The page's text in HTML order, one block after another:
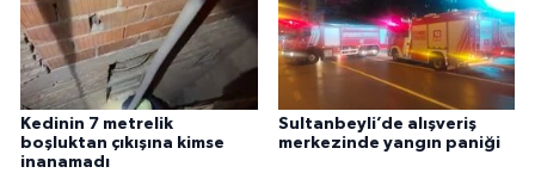
Kedinin 7 metrelik
boşluktan çıkışına kimse
inanamadı
Sultanbeyli’de alışveriş
merkezinde yangın paniği